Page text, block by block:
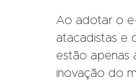
Ao adotar o
atacadistas e
estão apenas
inovação do